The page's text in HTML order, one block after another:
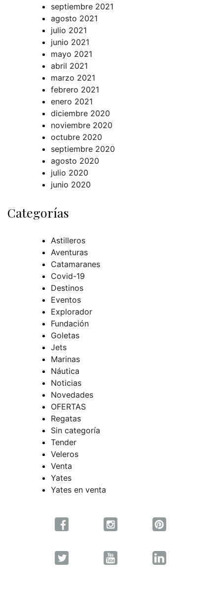
septiembre 2021
agosto 2021
julio 2021
junio 2021
mayo 2021
abril 2021
marzo 2021
febrero 2021
enero 2021
diciembre 2020
noviembre 2020
octubre 2020
septiembre 2020
agosto 2020
julio 2020
junio 2020
Categorías
Astilleros
Aventuras
Catamaranes
Covid-19
Destinos
Eventos
Explorador
Fundación
Goletas
Jets
Marinas
Náutica
Noticias
Novedades
OFERTAS
Regatas
Sin categoría
Tender
Veleros
Venta
Yates
Yates en venta